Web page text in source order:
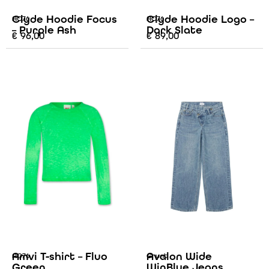
AO76
Clyde Hoodie Focus
– Purple Ash
€ 96,00
AO76
Clyde Hoodie Logo –
Dark Slate
€89,00
AO76
Amvi T-shirt – Fluo
Grunt
Avalon Wide